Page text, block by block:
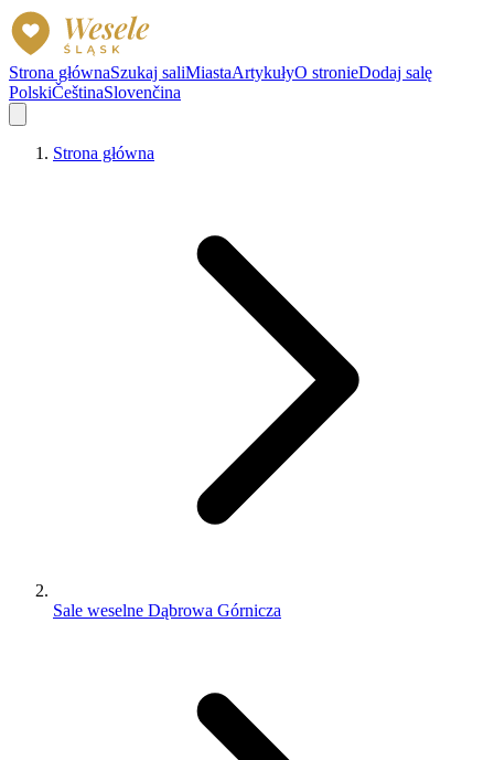
Strona głównaSzukaj saliMiastaArtykułyO stronieDodaj salę
PolskiČeštinaSlovenčina
Strona główna
Sale weselne Dąbrowa Górnicza